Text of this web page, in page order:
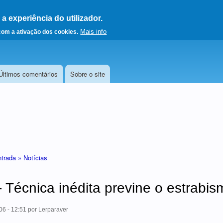
experiência do utilizador.
a ativação dos cookies. Mais info
página principal
comentários Sobre o site
» Notícias
Técnica inédita previne o
- 12:51 por Lerparaver